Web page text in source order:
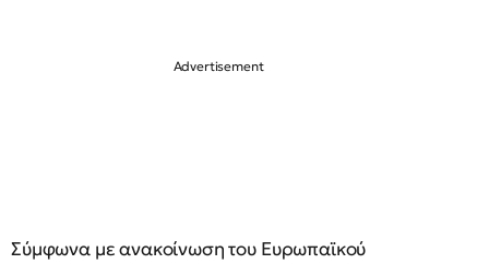
Σύμφωνα με ανακοίνωση του Ευρωπαϊκού